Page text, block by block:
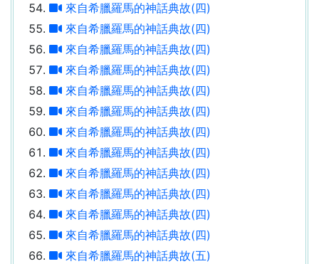
來自希臘羅馬的神話典故(四)
來自希臘羅馬的神話典故(四)
來自希臘羅馬的神話典故(四)
來自希臘羅馬的神話典故(四)
來自希臘羅馬的神話典故(四)
來自希臘羅馬的神話典故(四)
來自希臘羅馬的神話典故(四)
來自希臘羅馬的神話典故(四)
來自希臘羅馬的神話典故(四)
來自希臘羅馬的神話典故(四)
來自希臘羅馬的神話典故(四)
來自希臘羅馬的神話典故(四)
來自希臘羅馬的神話典故(五)